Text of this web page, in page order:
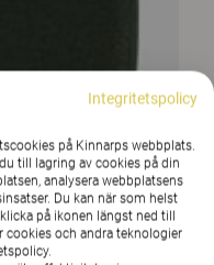
Integritetspolicy
på Kinnarps webbplats.
till lagring av cookies på din
analysera webbplatsens
Du kan när som helst
på ikonen längst ned till
cookies och andra teknologier